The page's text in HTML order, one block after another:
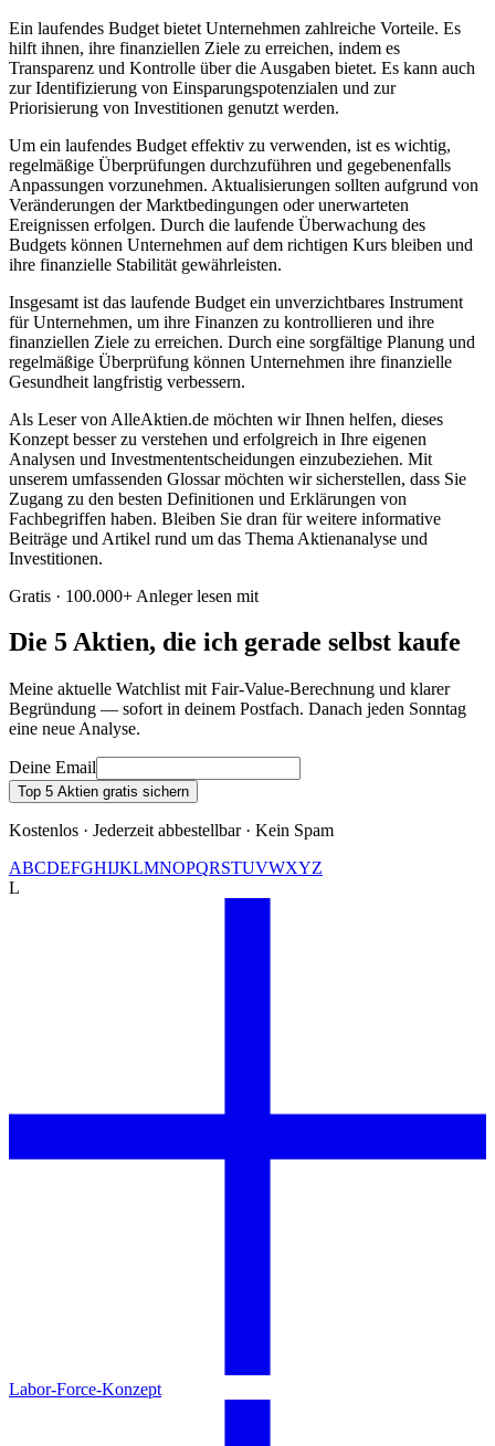
Ein laufendes Budget bietet Unternehmen zahlreiche Vorteile. Es
hilft ihnen, ihre finanziellen Ziele zu erreichen, indem es
Transparenz und Kontrolle über die Ausgaben bietet. Es kann auch
zur Identifizierung von Einsparungspotenzialen und zur
Priorisierung von Investitionen genutzt werden.
Um ein laufendes Budget effektiv zu verwenden, ist es wichtig,
regelmäßige Überprüfungen durchzuführen und gegebenenfalls
Anpassungen vorzunehmen. Aktualisierungen sollten aufgrund von
Veränderungen der Marktbedingungen oder unerwarteten
Ereignissen erfolgen. Durch die laufende Überwachung des
Budgets können Unternehmen auf dem richtigen Kurs bleiben und
ihre finanzielle Stabilität gewährleisten.
Insgesamt ist das laufende Budget ein unverzichtbares Instrument
für Unternehmen, um ihre Finanzen zu kontrollieren und ihre
finanziellen Ziele zu erreichen. Durch eine sorgfältige Planung und
regelmäßige Überprüfung können Unternehmen ihre finanzielle
Gesundheit langfristig verbessern.
Als Leser von AlleAktien.de möchten wir Ihnen helfen, dieses
Konzept besser zu verstehen und erfolgreich in Ihre eigenen
Analysen und Investmententscheidungen einzubeziehen. Mit
unserem umfassenden Glossar möchten wir sicherstellen, dass Sie
Zugang zu den besten Definitionen und Erklärungen von
Fachbegriffen haben. Bleiben Sie dran für weitere informative
Beiträge und Artikel rund um das Thema Aktienanalyse und
Investitionen.
Gratis · 100.000+ Anleger lesen mit
Die 5 Aktien, die ich gerade selbst kaufe
Meine aktuelle Watchlist mit Fair-Value-Berechnung und klarer
Begründung — sofort in deinem Postfach. Danach jeden Sonntag
eine neue Analyse.
Deine Email
Top 5 Aktien gratis sichern
Kostenlos · Jederzeit abbestellbar · Kein Spam
ABCDEFGHIJKLMNOPQRSTUVWXYZ
L
Labor-Force-Konzept